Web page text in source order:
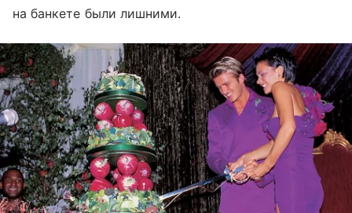
на банкете были лишними.